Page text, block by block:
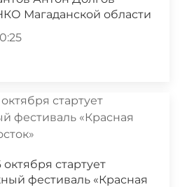
Магаданской области
стартует
фестиваль «Красная